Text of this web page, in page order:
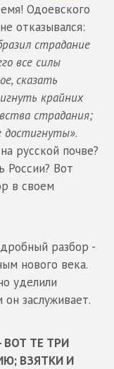
Одоевского
отказывался:
страдание
все силы
сказать
крайних
страдания;
достигнуты».
русской почве?
России? Вот
в своем
разбор -
нового века.
уделили
заслуживает.
ВОТ ТЕ ТРИ
ВЗЯТКИ И